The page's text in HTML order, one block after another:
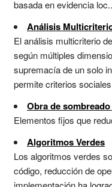
basada en evidencia
Análisis
El análisis multicriterio
según múltiples
supremacía de un solo
permite criterios
Obra de
Elementos fijos que
Algoritmos Verdes
Los algoritmos verdes
código, reducción de